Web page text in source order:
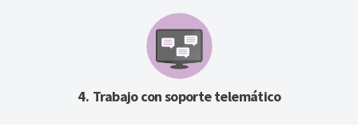
Trabajo con soporte telemático